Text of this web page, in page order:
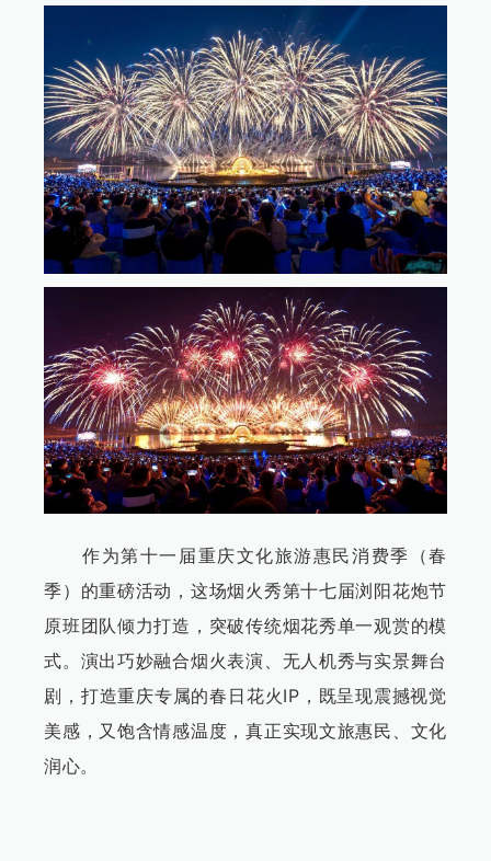
作为第十一届重庆文化旅游惠民消费季（春
季）的重磅活动，这场烟火秀第十七届浏阳花炮节
原班团队倾力打造，突破传统烟花秀单一观赏的模
式。演出巧妙融合烟火表演、无人机秀与实景舞台
剧，打造重庆专属的春日花火IP，既呈现震撼视觉
美感，又饱含情感温度，真正实现文旅惠民、文化
润心。